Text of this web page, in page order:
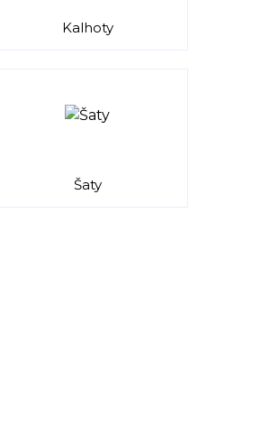
Kalhoty
Šaty